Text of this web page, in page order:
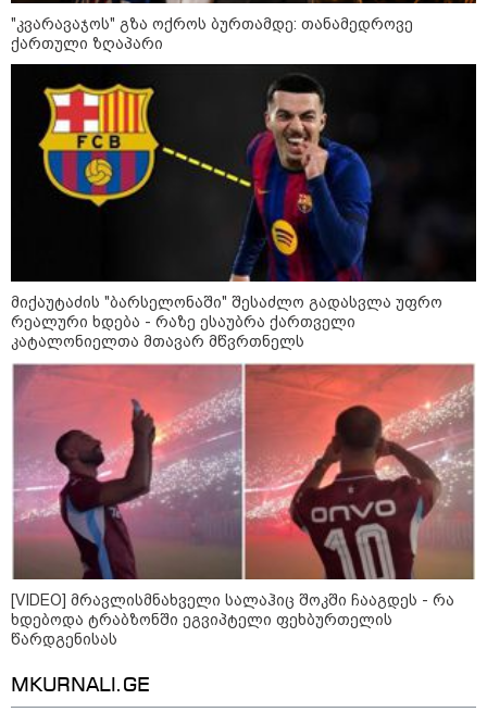
23:15 / 06-08-2026
“არ მინდა, ბაიდენივით
დონალდ ტრამპის სიტყვით
გამოსვლისას დამსწრეები
სახალისო შემთხვევის მოწმენი
გახდნენ
10:52 / 06-08-2026
ვაშინგტონს რაკეტების
დეფიციტი აქვს? - მედიის
ცნობით, დონალდ ტრამპი პიტ
ჰეგსეთს დაუპირისპირდა:
დეტალები
კატეგორიის ყველა სიახლე
"კვარავაჯოს" გზა ოქროს ბურთამდე: თანამედროვე
ქართული ზღაპარი
მიქაუტაძის "ბარსელონაში" შესაძლო გადასვლა უფრო
რეალური ხდება - რაზე ესაუბრა ქართველი
კატალონიელთა მთავარ მწვრთნელს
[VIDEO] მრავლისმნახველი სალაჰიც შოკში ჩააგდეს - რა
ხდებოდა ტრაბზონში ეგვიპტელი ფეხბურთელის
წარდგენისას
MKURNALI.GE